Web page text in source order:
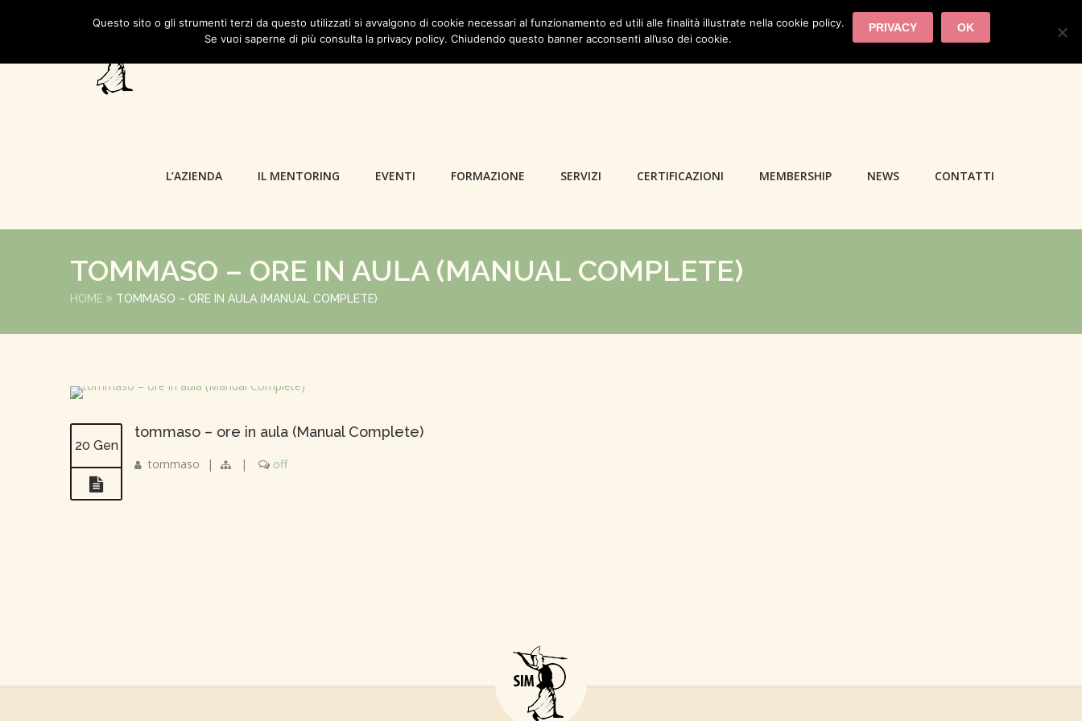
L’AZIENDA IL MENTORING EVENTI FORMAZIONE SERVIZI CERTIFICAZIONI MEMBERSHIP NEWS CONTATTI
TOMMASO – ORE IN AULA (MANUAL COMPLETE)
HOME TOMMASO – ORE IN AULA (MANUAL COMPLETE)
20 Gen
tommaso – ore in aula (Manual Complete)
tommaso | | off
Questo sito o gli strumenti terzi da questo utilizzati si avvalgono di cookie necessari al funzionamento ed utili alle finalità illustrate nella cookie policy.
Se vuoi saperne di più consulta la privacy policy. Chiudendo questo banner acconsenti all’uso dei cookie.
OK
PRIVACY